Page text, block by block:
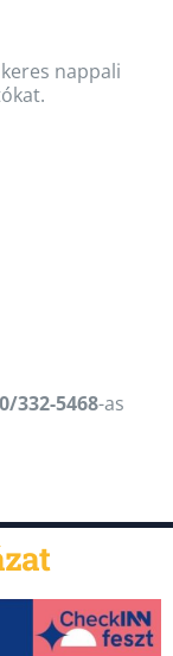
nappali
332-5468-as